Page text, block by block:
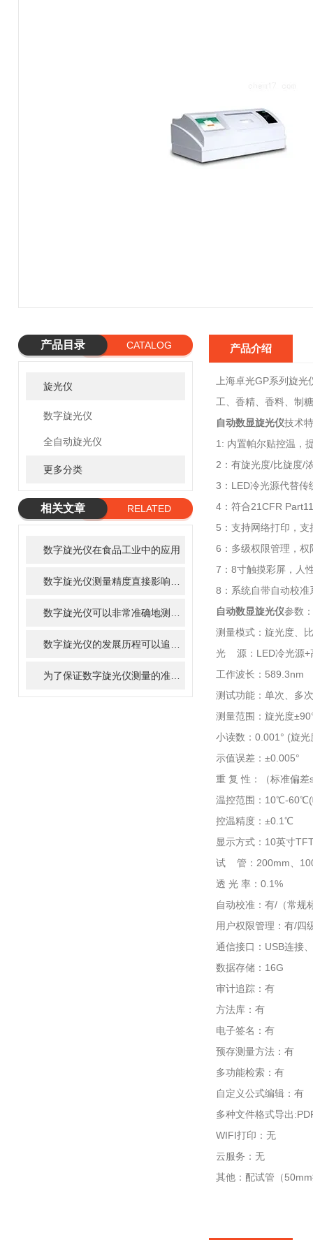
产品目录 CATALOG
旋光仪
数字旋光仪
全自动旋光仪
更多分类
相关文章
RELATED
数字旋光仪在食品工业中的应用
产品介绍
上海卓光GP系列旋
工、香精、香料、制
自动数显旋光仪技术
1: 内置帕尔贴控温，
2：有旋光度/比旋度/
3：LED冷光源代替传
4：符合21CFR
5：支持网络打印，
6：多级权限管理，权
7：8寸触摸彩屏，人
8：系统自带自动校准
自动数显旋光仪参数：
测量模式：旋光度、
光 源：LED冷光源+
工作波长：589.3nm
测试功能：单次、多
测量范围：旋光度
小读数：0.001° (旋光
示值误差：±0.005°
重 复 性：（标准偏
温控范围：10℃-60℃(
控温精度：±0.1℃
显示方式：10英寸
试 管：200mm、
透 光 率：0.1%
自动校准：有/（常规
用户权限管理：有/四
通信接口：USB连接
数据存储：16G
审计追踪：有
方法库：有
电子签名：有
预存测量方法：有
多功能检索：有
自定义公式编辑：有
多种文件格式导出
WIFI打印：无
云服务：无
其他：配试管（